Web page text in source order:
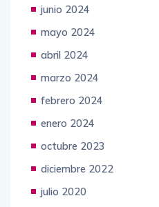
junio 2024
mayo 2024
abril 2024
marzo 2024
febrero 2024
enero 2024
octubre 2023
diciembre 2022
julio 2020